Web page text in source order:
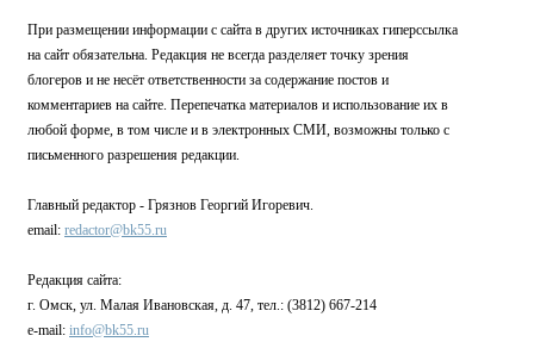
При размещении информации с сайта в других источниках гиперссылка
на сайт обязательна. Редакция не всегда разделяет точку зрения
блогеров и не несёт ответственности за содержание постов и
комментариев на сайте. Перепечатка материалов и использование их в
любой форме, в том числе и в электронных СМИ, возможны только с
письменного разрешения редакции.
Главный редактор - Грязнов Георгий Игоревич.
email: redactor@bk55.ru
Редакция сайта:
г. Омск, ул. Малая Ивановская, д. 47, тел.: (3812) 667-214
e-mail: info@bk55.ru